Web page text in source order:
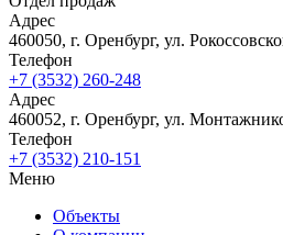
ЖК «Новый взгляд»
ЖК «Притяжение»
ЖК «Победа»
ЖК «Ботанический сад»
ВСЕ ПРОЕКТЫ
О компании
Новости
Новости
Ход строительства
Ипотека
Контакты